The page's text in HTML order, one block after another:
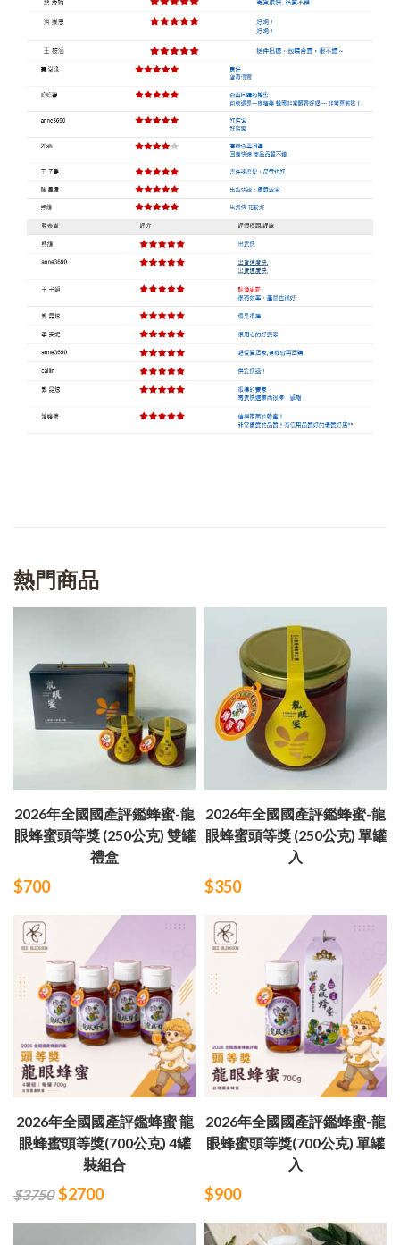
熱門商品
2026年全國國產評鑑蜂蜜-龍
眼蜂蜜頭等獎 (250公克) 雙罐
禮盒
$700
2026年全國國產評鑑蜂蜜-龍
眼蜂蜜頭等獎 (250公克) 單罐
入
$350
2026年全國國產評鑑蜂蜜 龍
眼蜂蜜頭等獎(700公克) 4罐
裝組合
$3750 $2700
2026年全國國產評鑑蜂蜜-龍
眼蜂蜜頭等獎(700公克) 單罐
入
$900